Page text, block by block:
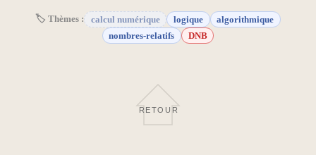
🏷 Thèmes : calcul numérique logique
algorithmique
nombres-relatifs
DNB
RETOUR